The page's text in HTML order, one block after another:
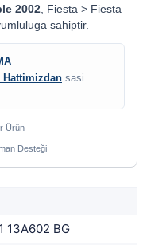
2002, Fiesta > Fiesta
sahiptir.
Hattimizdan sasi
Ürün
Desteği
13A602 BG